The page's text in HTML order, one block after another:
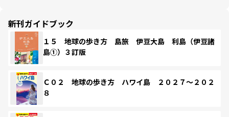
新刊ガイドブック
１５ 地球の歩き方 島旅 伊豆大島 利島（伊豆諸
島①）３訂版
Ｃ０２ 地球の歩き方 ハワイ島 ２０２７～２０２
８